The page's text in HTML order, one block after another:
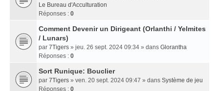
Le Bureau d'Acculturation
Réponses : 0
Comment Devenir un Dirigeant (Orlanthi / Yelmites
/ Lunars)
par 7Tigers » jeu. 26 sept. 2024 09:34 » dans Glorantha
Réponses : 0
Sort Runique: Bouclier
par 7Tigers » ven. 20 sept. 2024 09:47 » dans Système de jeu
Réponses : 0